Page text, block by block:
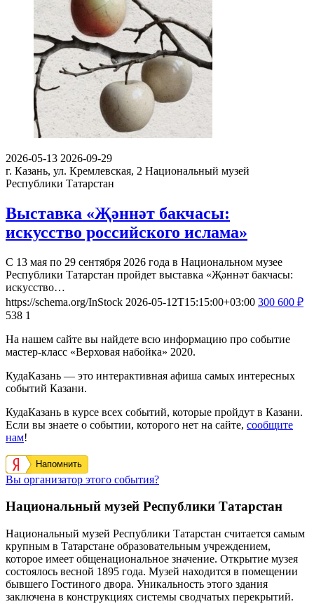
2026-05-13 2026-09-29
г. Казань, ул. Кремлевская, 2 Национальный музей
Республики Татарстан
Выставка «Җәннәт бакчасы:
искусство российского ислама»
С 13 мая по 29 сентября 2026 года в Национальном музее
Республики Татарстан пройдет выставка «Җәннәт бакчасы:
искусство…
https://schema.org/InStock 2026-05-12T15:15:00+03:00 300 600 ₽
538 1
На нашем сайте вы найдете всю информацию про событие
мастер-класс «Верховая набойка» 2020.
КудаКазань — это интерактивная афиша самых интересных
событий Казани.
КудаКазань в курсе всех событий, которые пройдут в Казани.
Если вы знаете о событии, которого нет на сайте, сообщите
нам!
Напомнить
Вы организатор этого события?
Национальный музей Республики Татарстан
Национальный музей Республики Татарстан считается самым
крупным в Татарстане образовательным учреждением,
которое имеет общенациональное значение. Открытие музея
состоялось весной 1895 года. Музей находится в помещении
бывшего Гостиного двора. Уникальность этого здания
заключена в конструкциях системы сводчатых перекрытий.